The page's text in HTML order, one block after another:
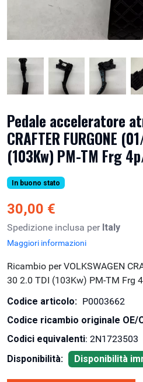
Pedale acceleratore
CRAFTER FURGONE
(103Kw) PM-TM Frg
In buono stato
30,00 €
Spedizione inclusa per Italy
Maggiori informazioni
Ricambio per VOLKSWAGEN
30 2.0 TDI (103Kw) PM-TM Frg
Codice articolo: P0003662
Codice ricambio originale OE/
Codici equivalenti: 2N1723503
Disponibilità:
Disponibilità